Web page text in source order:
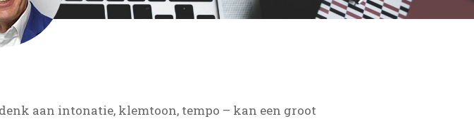
aan intonatie, klemtoon, tempo – kan een groot